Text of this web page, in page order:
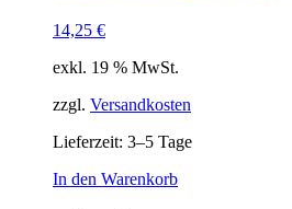
14,25 €
exkl. 19 % MwSt.
zzgl. Versandkosten
Lieferzeit: 3–5 Tage
In den Warenkorb